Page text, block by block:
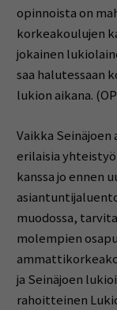
opinnoista on
korkeakoulujen
jokainen
saa halutessaan
lukion aikana.
Vaikka
erilaisia
kanssa jo ennen
muodossa,
molempien
ja Seinäjoen
rahoitteinen